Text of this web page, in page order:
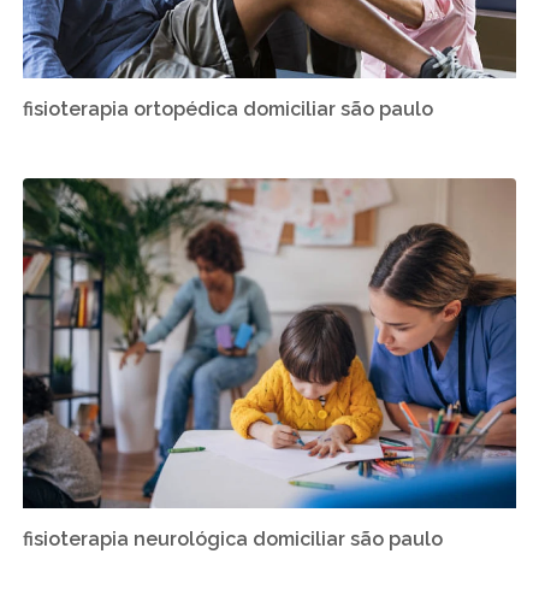
fisioterapia ortopédica domiciliar são paulo
fisioterapia neurológica domiciliar são paulo